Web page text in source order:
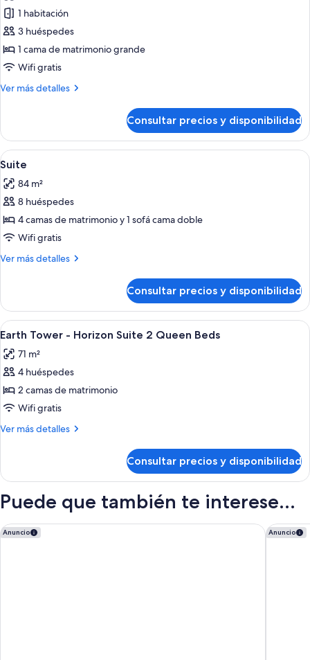
fotos
de
Earth
Tower
Horizon
King
Bed
1 habitación
3 huéspedes
1 cama de matrimonio grande
Wifi gratis
Ver más detalles
Más
Tower
Horizon
King
Consultar precios y disponibilidad
Abrir
todas
las
fotos
de
Suite
Habitación de hotel con dos camas,
3
Suite
84 m²
8 huéspedes
4 camas de matrimonio y 1 sofá cama doble
Wifi gratis
Ver más detalles
Más
Consultar precios y disponibilidad
Abrir
todas
las
fotos
de
Earth
Tower
Suite
Queen
Una habitación de hotel moderna
5
Earth Tower - Horizon Suite 2 Queen Beds
71 m²
4 huéspedes
2 camas de matrimonio
Wifi gratis
Ver más detalles
Más
Tower
Horizon
2
Queen
Consultar precios y disponibilidad
Puede que también te interese...
Anuncio
Fairfield by Marriott Inn & Suites Uncasville Mohegan Sun
Anuncio
Two